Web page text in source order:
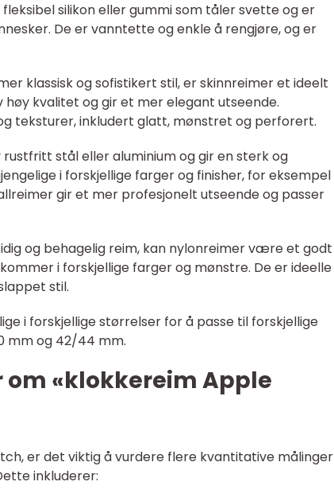
silikon eller gummi som tåler svette og er
De er vanntette og enkle å rengjøre, og er
klassisk og sofistikert stil, er skinnreimer et ideelt
høy kvalitet og gir et mer elegant utseende.
teksturer, inkludert glatt, mønstret og perforert.
stål eller aluminium og gir en sterk og
i forskjellige farger og finisher, for eksempel
gir et mer profesjonelt utseende og passer
og behagelig reim, kan nylonreimer være et godt
i forskjellige farger og mønstre. De er ideelle
stil.
i forskjellige størrelser for å passe til forskjellige
mm og 42/44 mm.
«klokkereim Apple
er det viktig å vurdere flere kvantitative målinger
inkluderer: